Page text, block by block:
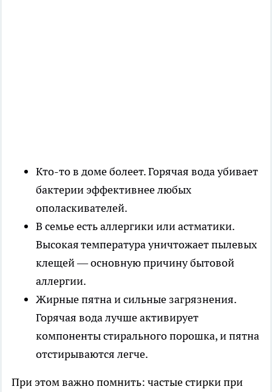
Кто-то в доме болеет. Горячая вода убивает
бактерии эффективнее любых
ополаскивателей.
В семье есть аллергики или астматики.
Высокая температура уничтожает пылевых
клещей — основную причину бытовой
аллергии.
Жирные пятна и сильные загрязнения.
Горячая вода лучше активирует
компоненты стирального порошка, и пятна
отстирываются легче.
При этом важно помнить: частые стирки при